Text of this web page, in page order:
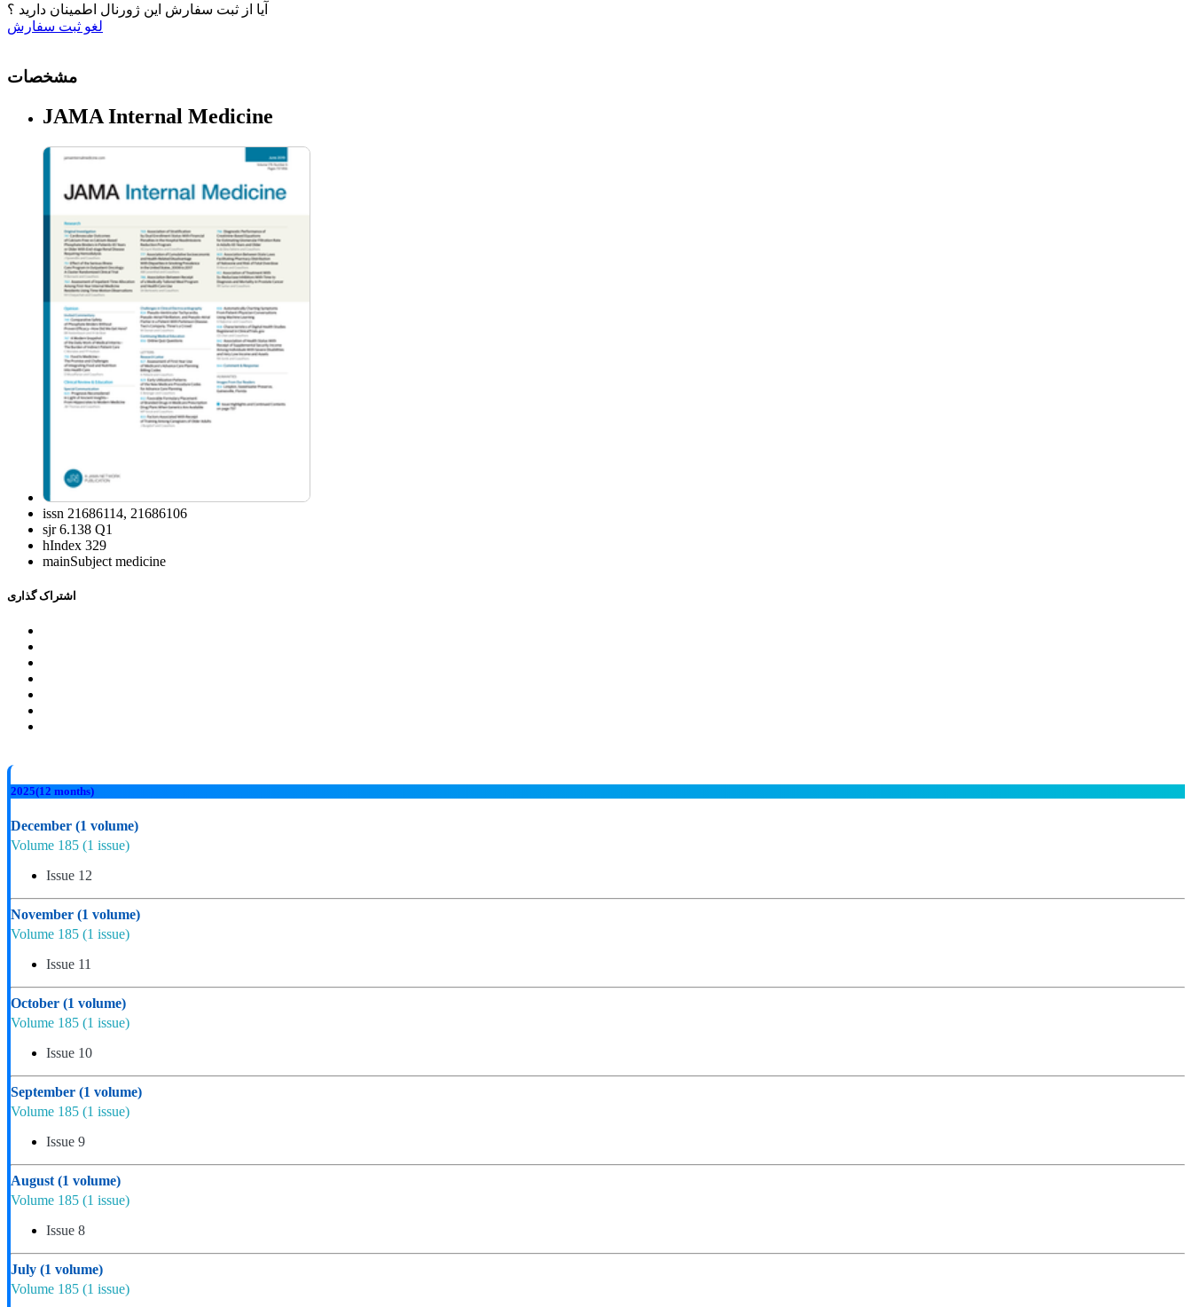
آیا از ثبت سفارش این ژورنال اطمینان دارید ؟
لغو ثبت سفارش
مشخصات
JAMA Internal Medicine
issn 21686114, 21686106
sjr6.138 Q1
hIndex 329
mainSubject medicine
اشتراک گذاری
2025(12 months)
December (1 volume)
Volume 185 (1 issue)
Issue 12
November (1 volume)
Volume 185 (1 issue)
Issue 11
October (1 volume)
Volume 185 (1 issue)
Issue 10
September (1 volume)
Volume 185 (1 issue)
Issue 9
August (1 volume)
Volume 185 (1 issue)
Issue 8
July (1 volume)
Volume 185 (1 issue)